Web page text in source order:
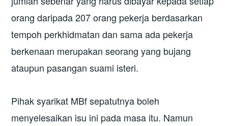
orang daripada 207 orang pekerja berdasarkan
tempoh perkhidmatan dan sama ada pekerja
berkenaan merupakan seorang yang bujang
ataupun pasangan suami isteri.
Pihak syarikat MBf sepatutnya boleh
menyelesaikan isu ini pada masa itu. Namun